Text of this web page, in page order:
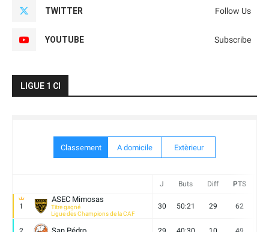
TWITTER Follow Us
YOUTUBE Subscribe
LIGUE 1 CI
Classement A domicile Extèrieur
J Buts Diff PTS
1
ASEC Mimosas
Titre gagné
Ligue des Champions de la CAF
30 50:21 29 62